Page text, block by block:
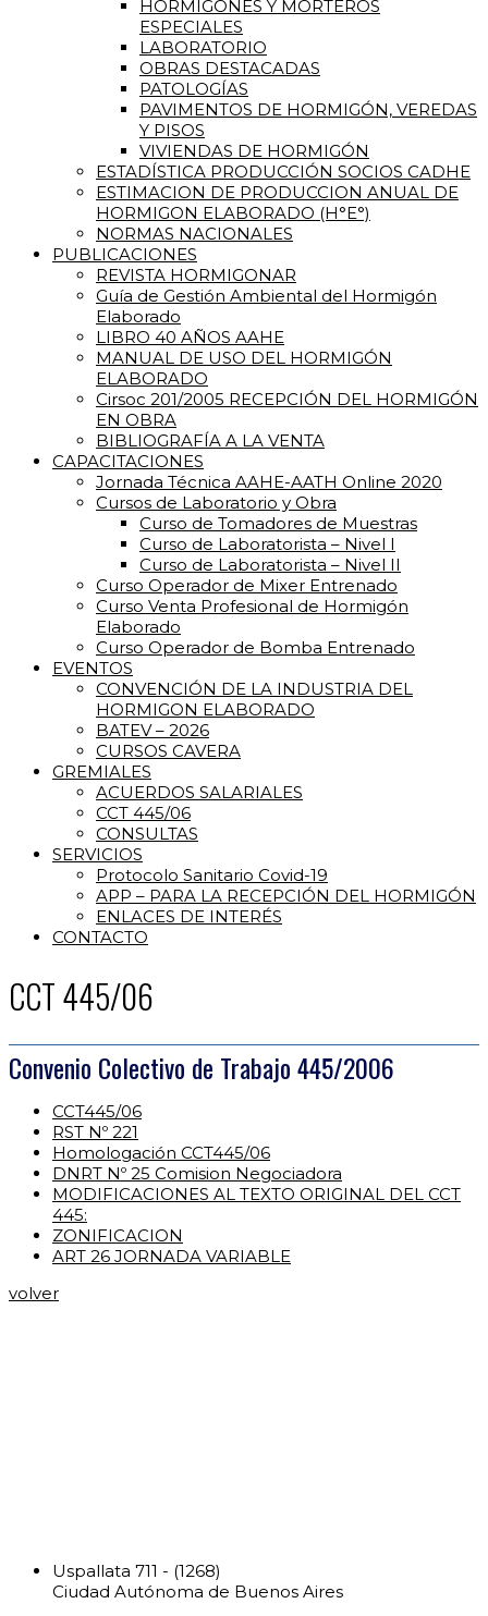
HORMIGONES Y MORTEROS
ESPECIALES
LABORATORIO
OBRAS DESTACADAS
PATOLOGÍAS
PAVIMENTOS DE HORMIGÓN, VEREDAS
Y PISOS
VIVIENDAS DE HORMIGÓN
ESTADÍSTICA PRODUCCIÓN SOCIOS CADHE
ESTIMACION DE PRODUCCION ANUAL DE
HORMIGON ELABORADO (H°E°)
NORMAS NACIONALES
PUBLICACIONES
REVISTA HORMIGONAR
Guía de Gestión Ambiental del Hormigón
Elaborado
LIBRO 40 AÑOS AAHE
MANUAL DE USO DEL HORMIGÓN
ELABORADO
Cirsoc 201/2005 RECEPCIÓN DEL HORMIGÓN
EN OBRA
BIBLIOGRAFÍA A LA VENTA
CAPACITACIONES
Jornada Técnica AAHE-AATH Online 2020
Cursos de Laboratorio y Obra
Curso de Tomadores de Muestras
Curso de Laboratorista – Nivel I
Curso de Laboratorista – Nivel II
Curso Operador de Mixer Entrenado
Curso Venta Profesional de Hormigón
Elaborado
Curso Operador de Bomba Entrenado
EVENTOS
CONVENCIÓN DE LA INDUSTRIA DEL
HORMIGON ELABORADO
BATEV – 2026
CURSOS CAVERA
GREMIALES
ACUERDOS SALARIALES
CCT 445/06
CONSULTAS
SERVICIOS
Protocolo Sanitario Covid-19
APP – PARA LA RECEPCIÓN DEL HORMIGÓN
ENLACES DE INTERÉS
CONTACTO
CCT 445/06
Convenio Colectivo de Trabajo 445/2006
CCT445/06
RST Nº 221
Homologación CCT445/06
DNRT Nº 25 Comision Negociadora
MODIFICACIONES AL TEXTO ORIGINAL DEL CCT
445:
ZONIFICACION
ART 26 JORNADA VARIABLE
volver
Uspallata 711 - (1268)
Ciudad Autónoma de Buenos Aires